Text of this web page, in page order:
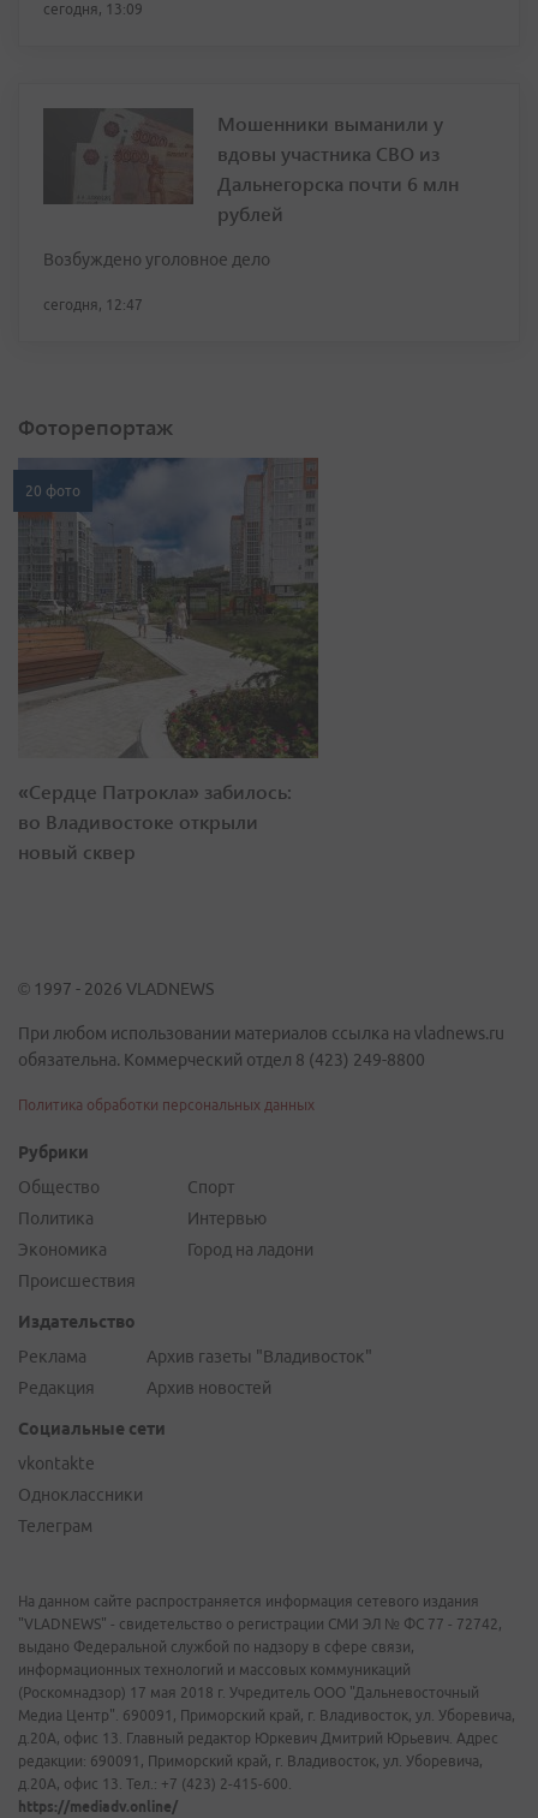
сегодня, 13:09
Мошенники выманили у
вдовы участника СВО из
Дальнегорска почти 6 млн
рублей
Возбуждено уголовное дело
сегодня, 12:47
Фоторепортаж
20 фото
«Сердце Патрокла» забилось:
во Владивостоке открыли
новый сквер
© 1997 - 2026 VLADNEWS
При любом использовании материалов ссылка на vladnews.ru
обязательна. Коммерческий отдел 8 (423) 249-8800
Политика обработки персональных данных
Рубрики
Общество
Политика
Экономика
Происшествия
Спорт
Интервью
Город на ладони
Издательство
Реклама
Редакция
Архив газеты "Владивосток"
Архив новостей
Социальные сети
vkontakte
Одноклассники
Телеграм
На данном сайте распространяется информация сетевого издания
"VLADNEWS" - свидетельство о регистрации СМИ ЭЛ № ФС 77 - 72742,
выдано Федеральной службой по надзору в сфере связи,
информационных технологий и массовых коммуникаций
(Роскомнадзор) 17 мая 2018 г. Учредитель ООО "Дальневосточный
Медиа Центр". 690091, Приморский край, г. Владивосток, ул. Уборевича,
д.20А, офис 13. Главный редактор Юркевич Дмитрий Юрьевич. Адрес
редакции: 690091, Приморский край, г. Владивосток, ул. Уборевича,
д.20А, офис 13. Тел.: +7 (423) 2-415-600.
https://mediadv.online/